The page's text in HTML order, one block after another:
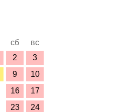
сб
вс
2
3
9
10
16
17
23
24